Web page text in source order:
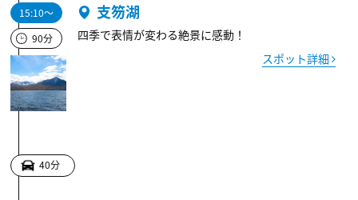
15:10～
90分
支笏湖
四季で表情が変わる絶景に感動！
スポット詳細
40分